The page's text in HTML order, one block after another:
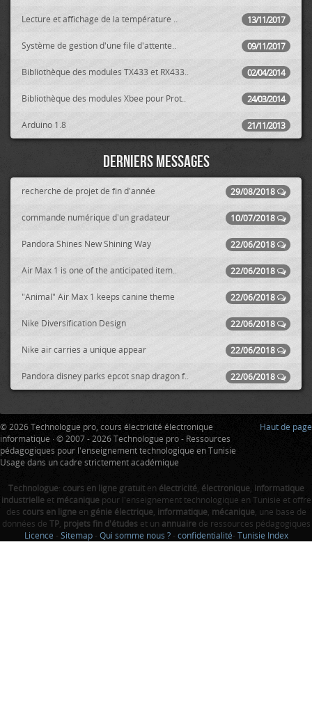
13/11/2017
Lecture et affichage de la température ..
09/11/2017
Système de gestion d'une file d'attente..
02/04/2014
Bibliothèque des modules TX433 et RX433..
24/03/2014
Bibliothèque des modules Xbee pour Prot..
21/11/2013
Arduino 1.8
Derniers messages
29/08/2018
recherche de projet de fin d'année
10/07/2018
commande numérique d'un gradateur
22/06/2018
Pandora Shines New Shining Way
22/06/2018
Air Max 1 is one of the anticipated item..
22/06/2018
"Animal" Air Max 1 keeps canine theme
22/06/2018
Nike Diversification Design
22/06/2018
Nike air carries a unique appear
22/06/2018
Pandora disney parks epcot snap dragon f..
Haut de page
© 2026 Technologue pro, cours électricité électronique
informatique · © 2007 - 2026 Technologue pro - Ressources
pédagogiques pour l'enseignement technologique en Tunisie
Usage dans un cadre strictement académique
Technologue: cours en ligne gratuiten électricité, électronique, informatique
industrielleet mécaniquepour l'enseignement technologique en Tunisie et offre
des cours en ligneen génie électrique, informatique, mécanique, une base de
données de TP, projets fin d'étudeset un annuairede ressources pédagogiques
Licence - Sitemap - Qui somme nous ? - confidentialité- Tunisie Index